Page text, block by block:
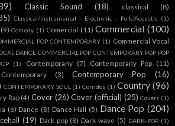
Classic Sound (18) classical (8)
Classical/Instrumental - Electronic - Folk/Acoustic (1)
(9) Comedy (1) Comercial (11) Commercial (100)
POP CONTEMPORARY (1) Commercial Vocal
DANCE COMMERCIAL POP CONTEMPORARY POP POP
(1) Contemporany (7) Contemporany Pop (11)
Contemporary (3) Contemporary Pop
(16)
CONTEMPORARY SOUL (1) Corridos (1) Country (96)
Rap (4) Cover (26) Cover (official) (25) Covers (1)
(6) Dance (8) Dance Hall (5) Dance Pop (204)
(19) Dark pop (8) Dark wave (5) DARK-POP (1)